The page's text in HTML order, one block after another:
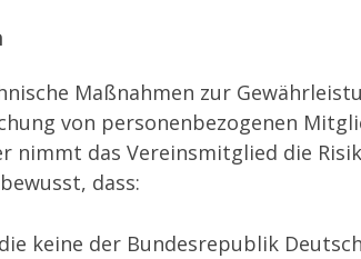
Maßnahmen zur
von personenbezogenen
nimmt das Vereinsmitglied die
dass:
keine der Bundesrepublik